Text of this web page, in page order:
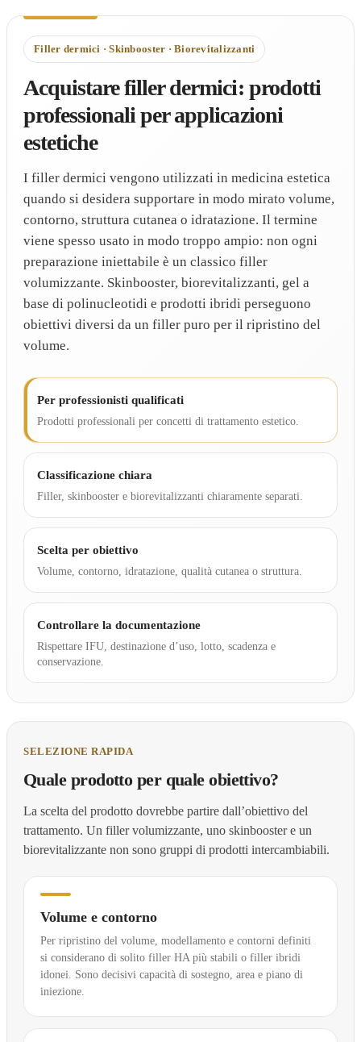
Filler dermici · Skinbooster · Biorevitalizzanti
Acquistare filler dermici: prodotti
professionali per applicazioni
estetiche
I filler dermici vengono utilizzati in medicina estetica
quando si desidera supportare in modo mirato volume,
contorno, struttura cutanea o idratazione. Il termine
viene spesso usato in modo troppo ampio: non ogni
preparazione iniettabile è un classico filler
volumizzante. Skinbooster, biorevitalizzanti, gel a
base di polinucleotidi e prodotti ibridi perseguono
obiettivi diversi da un filler puro per il ripristino del
volume.
Per professionisti qualificati
Prodotti professionali per concetti di trattamento estetico.
Classificazione chiara
Filler, skinbooster e biorevitalizzanti chiaramente separati.
Scelta per obiettivo
Volume, contorno, idratazione, qualità cutanea o struttura.
Controllare la documentazione
Rispettare IFU, destinazione d’uso, lotto, scadenza e
conservazione.
SELEZIONE RAPIDA
Quale prodotto per quale obiettivo?
La scelta del prodotto dovrebbe partire dall’obiettivo del
trattamento. Un filler volumizzante, uno skinbooster e un
biorevitalizzante non sono gruppi di prodotti intercambiabili.
Volume e contorno
Per ripristino del volume, modellamento e contorni definiti
si considerano di solito filler HA più stabili o filler ibridi
idonei. Sono decisivi capacità di sostegno, area e piano di
iniezione.